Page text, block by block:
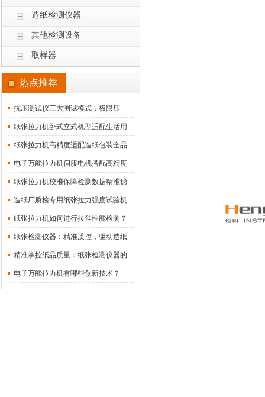
造纸检测仪器
其他检测设备
取样器
热点推荐
抗压测试仪三大测试模式，极限压
溃、堆码保压、定值变形测试
纸张拉力机卧式立式机型适配生活用
纸包装纸质检
纸张拉力机高精度适配造纸包装全品
类纸品力学检测
电子万能拉力机伺服电机搭配高精度
传感器实现多维度力学性能检测
纸张拉力机校准保障检测数据精准稳
定
造纸厂质检专用纸张拉力强度试验机
纸张拉力机如何进行拉伸性能检测？
纸张检测仪器：精准质控，驱动造纸
业创新
精准掌控纸品质量：纸张检测仪器的
科学与应用
电子万能拉力机有哪些创新技术？